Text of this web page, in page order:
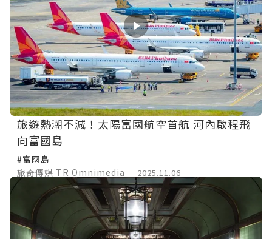
旅遊熱潮不減！太陽富國航空首航 河內啟程飛
向富國島
#富國島
旅奇傳媒 TR Omnimedia
2025.11.06